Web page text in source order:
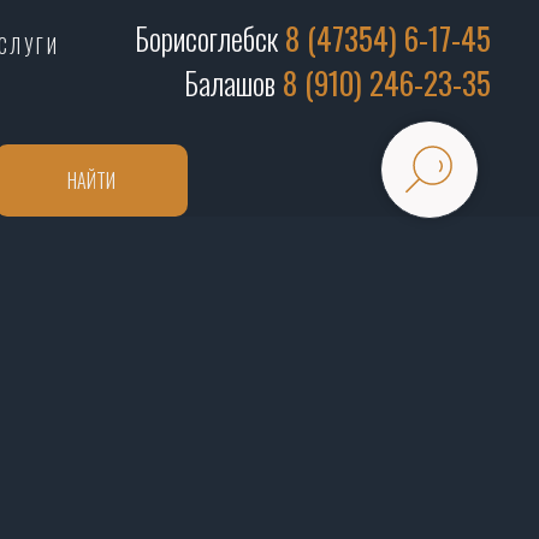
Борисоглебск8 (47354) 6-17-45
Балашов 8 (910) 246-23-35
НАЙТИ